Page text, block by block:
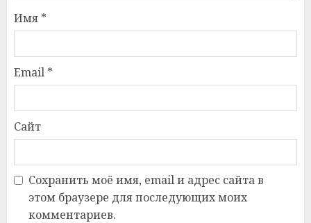
Имя *
Email *
Сайт
Сохранить моё имя, email и адрес сайта в
этом браузере для последующих моих
комментариев.